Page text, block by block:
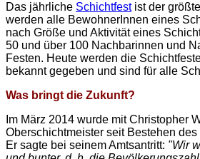
Das jährliche Schichtfestist der
werden alle BewohnerInnen eines
nach Größe und Aktivität eines
50 und über 100 Nachbarinnen und
Festen. Heute werden die
bekannt gegeben und sind für alle
Was bringt die Zukunft?
Im März 2014 wurde mit Christopher
Oberschichtmeister seit Bestehen
Er sagte bei seinem Amtsantritt: "Wir